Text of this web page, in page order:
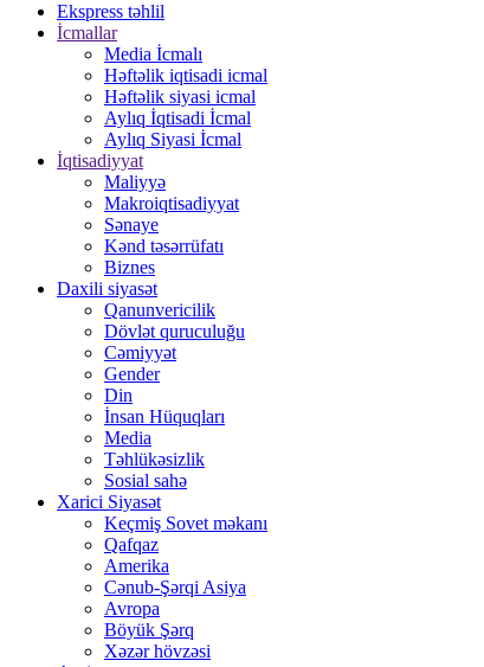
Ekspress təhlil
İcmallar
Media İcmalı
Həftəlik iqtisadi icmal
Həftəlik siyasi icmal
Aylıq İqtisadi İcmal
Aylıq Siyasi İcmal
İqtisadiyyat
Maliyyə
Makroiqtisadiyyat
Sənaye
Kənd təsərrüfatı
Biznes
Daxili siyasət
Qanunvericilik
Dövlət quruculuğu
Cəmiyyət
Gender
Din
İnsan Hüquqları
Media
Təhlükəsizlik
Sosial sahə
Xarici Siyasət
Keçmiş Sovet məkanı
Qafqaz
Amerika
Cənub-Şərqi Asiya
Avropa
Böyük Şərq
Xəzər hövzəsi